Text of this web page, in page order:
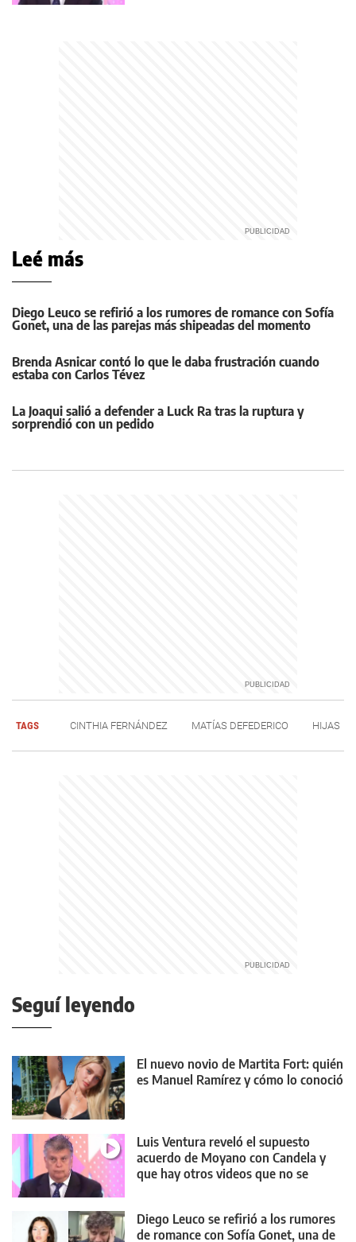
Leé más
Diego Leuco se refirió a los rumores de romance con Sofía
Gonet, una de las parejas más shipeadas del momento
Brenda Asnicar contó lo que le daba frustración cuando
estaba con Carlos Tévez
La Joaqui salió a defender a Luck Ra tras la ruptura y
sorprendió con un pedido
TAGS CINTHIA FERNÁNDEZ MATÍAS DEFEDERICO HIJAS
Seguí leyendo
El nuevo novio de Martita Fort: quién
es Manuel Ramírez y cómo lo conoció
Luis Ventura reveló el supuesto
acuerdo de Moyano con Candela y
que hay otros videos que no se
Diego Leuco se refirió a los rumores
de romance con Sofía Gonet, una de